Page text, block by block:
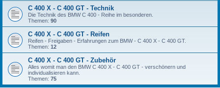
C 400 X - C 400 GT - Technik
Die Technik des BMW C 400 - Reihe im besonderen.
Themen: 90
C 400 X - C 400 GT - Reifen
Reifen - Freigaben - Erfahrungen zum BMW - C 400 X - C 400 GT.
Themen: 12
C 400 X - C 400 GT - Zubehör
Alles womit man den BMW C 400 X - C 400 GT - verschönern und
individualisieren kann.
Themen: 75